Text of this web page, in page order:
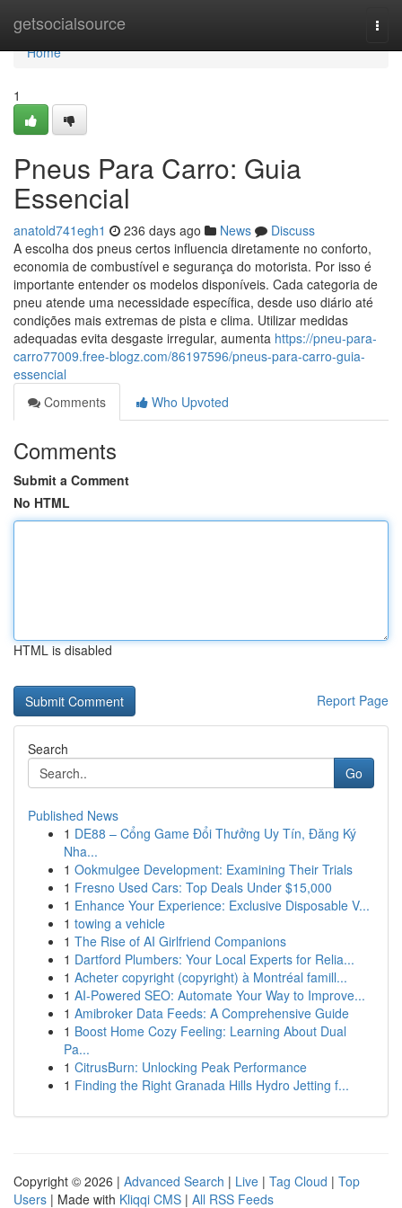
getsocialsource
Home
Home
1
Pneus Para Carro: Guia
Essencial
anatold741egh1 236 days ago News
Discuss
A escolha dos pneus certos influencia diretamente no conforto,
economia de combustível e segurança do motorista. Por isso é
importante entender os modelos disponíveis. Cada categoria de
pneu atende uma necessidade específica, desde uso diário até
condições mais extremas de pista e clima. Utilizar medidas
adequadas evita desgaste irregular, aumenta https://pneu-para-
carro77009.free-blogz.com/86197596/pneus-para-carro-guia-
essencial
Comments
Who Upvoted
Comments
Submit a Comment
No HTML
HTML is disabled
Report Page
Search
Go
Published News
1 DE88 – Cổng Game Đổi Thưởng Uy Tín, Đăng Ký
Nha...
1 Ookmulgee Development: Examining Their Trials
1 Fresno Used Cars: Top Deals Under $15,000
1 Enhance Your Experience: Exclusive Disposable V...
1 towing a vehicle
1 The Rise of AI Girlfriend Companions
1 Dartford Plumbers: Your Local Experts for Relia...
1 Acheter copyright (copyright) à Montréal famill...
1 AI-Powered SEO: Automate Your Way to Improve...
1 Amibroker Data Feeds: A Comprehensive Guide
1 Boost Home Cozy Feeling: Learning About Dual
Pa...
1 CitrusBurn: Unlocking Peak Performance
1 Finding the Right Granada Hills Hydro Jetting f...
Copyright © 2026 | Advanced Search | Live | Tag Cloud | Top
Users | Made with Kliqqi CMS | All RSS Feeds